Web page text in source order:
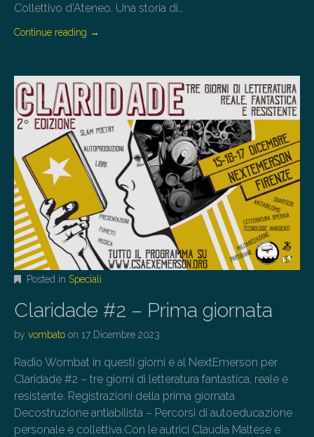
Collettivo d’Ateneo. Una storia di…
Continue reading →
Posted in Speciali
Claridade #2 – Prima giornata
by vombato on 17 Dicembre 2023
Radio Wombat in questi giorni è al NextEmerson per
Claridade #2 – tre giorni di letteratura fantastica, reale e
resistente. Registrazioni della prima giornata
Decostruzione antiabilista – Percorsi di autoeducazione
personale e collettiva.Con le autrici Claudia Maltese e